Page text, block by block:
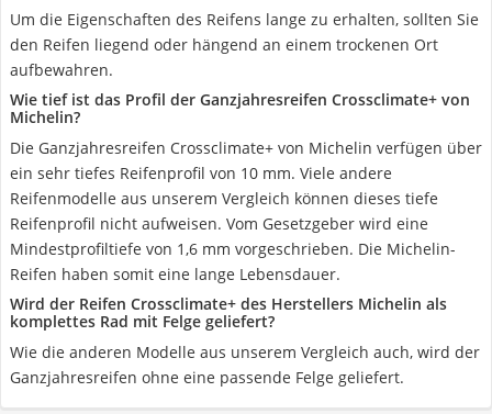
Um die Eigenschaften des Reifens lange zu erhalten, sollten Sie
den Reifen liegend oder hängend an einem trockenen Ort
aufbewahren.
Wie tief ist das Profil der Ganzjahresreifen Crossclimate+ von
Michelin?
Die Ganzjahresreifen Crossclimate+ von Michelin verfügen über
ein sehr tiefes Reifenprofil von 10 mm. Viele andere
Reifenmodelle aus unserem Vergleich können dieses tiefe
Reifenprofil nicht aufweisen. Vom Gesetzgeber wird eine
Mindestprofiltiefe von 1,6 mm vorgeschrieben. Die Michelin-
Reifen haben somit eine lange Lebensdauer.
Wird der Reifen Crossclimate+ des Herstellers Michelin als
komplettes Rad mit Felge geliefert?
Wie die anderen Modelle aus unserem Vergleich auch, wird der
Ganzjahresreifen ohne eine passende Felge geliefert.